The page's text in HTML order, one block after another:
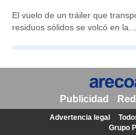
El vuelo de un tráiler que
residuos sólidos se volcó en la…
Publicidad
Advertencia legal
Grupo